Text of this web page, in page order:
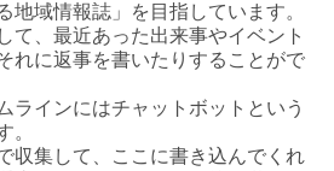
地域情報誌」を目指しています。
て、最近あった出来事やイベント
れに返事を書いたりすることがで
ラインにはチャットボットという
。
収集して、ここに書き込んでくれ